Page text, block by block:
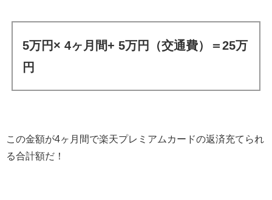
5万円× 4ヶ月間+ 5万円（交通費）＝25万
円
この金額が4ヶ月間で楽天プレミアムカードの返済充てられ
る合計額だ！